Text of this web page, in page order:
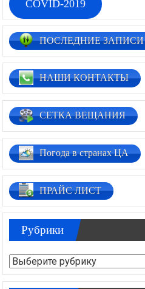
COVID-2019
ПОСЛЕДНИЕ ЗАПИСИ
НАШИ КОНТАКТЫ
СЕТКА ВЕЩАНИЯ
Погода в странах ЦА
ПРАЙС ЛИСТ
Рубрики
Рубрики